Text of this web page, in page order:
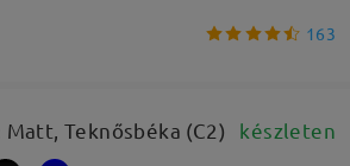
163
Matt, Teknősbéka (C2) készleten